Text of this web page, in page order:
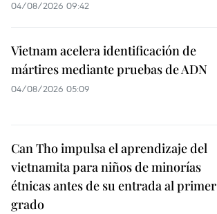
04/08/2026 09:42
Vietnam acelera identificación de
mártires mediante pruebas de ADN
04/08/2026 05:09
Can Tho impulsa el aprendizaje del
vietnamita para niños de minorías
étnicas antes de su entrada al primer
grado